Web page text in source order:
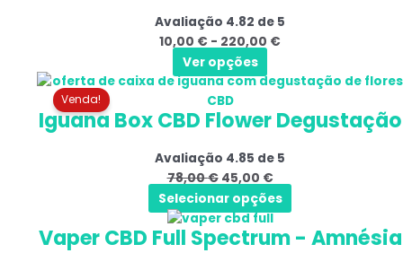
na
página
do
produto
Avaliação 4.82 de 5
10,00 € - 220,00 €
a
Ver opções
variantes.
As
opções
podem
ser
selecionadas
página
do
produto
Venda!
Iguana Box CBD Flower Degustação
Avaliação 4.85 de 5
78,00€
O
preço
original
78,00 €.
45,00 €
O
atual
45,00 €.
Selecionar opções
Vaper CBD Full Spectrum - Amnésia
Gama
de
Este
produto